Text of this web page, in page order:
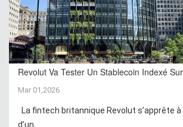
Revolut Va Tester Un Stablecoin Indexé
Mar 01,2026
La fintech britannique Revolut s’apprête
d’un...